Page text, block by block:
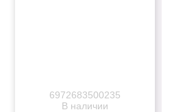
6972683500235
В наличии